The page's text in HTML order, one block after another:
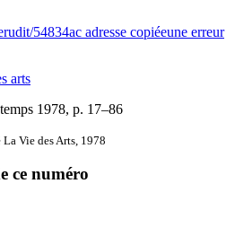
54834ac adresse copiéeune erreur
arts
1978, p. 17–86
Vie des Arts, 1978
ce numéro